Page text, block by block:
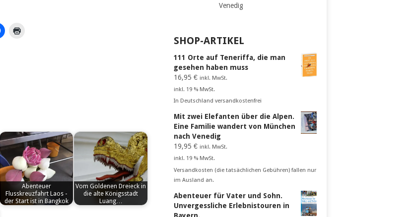
Abenteuer
Flusskreuzfahrt Laos -
der Start ist in Bangkok
Vom Goldenen Dreieck in
die alte Königsstadt
Luang…
Venedig
SHOP-ARTIKEL
111 Orte auf Teneriffa, die man
gesehen haben muss
16,95€ inkl. MwSt.
inkl. 19 % MwSt.
In Deutschland versandkostenfrei
Mit zwei Elefanten über die Alpen.
Eine Familie wandert von München
nach Venedig
19,95€ inkl. MwSt.
inkl. 19 % MwSt.
Versandkosten (die tatsächlichen Gebühren) fallen nur
im Ausland an.
Abenteuer für Vater und Sohn.
Unvergessliche Erlebnistouren in